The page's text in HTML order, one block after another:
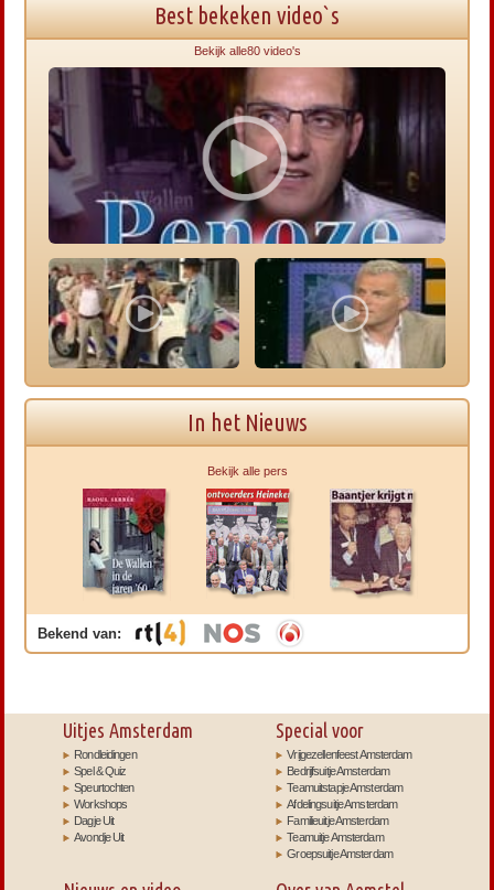
Best bekeken video`s
Bekijk alle80 video's
In het Nieuws
Bekijk alle pers
Bekend van:
Uitjes Amsterdam
Rondleidingen
Spel & Quiz
Speurtochten
Workshops
Dagje Uit
Avondje Uit
Special voor
Vrijgezellenfeest Amsterdam
Bedrijfsuitje Amsterdam
Teamuitstapje Amsterdam
Afdelingsuitje Amsterdam
Familieuitje Amsterdam
Teamuitje Amsterdam
Groepsuitje Amsterdam